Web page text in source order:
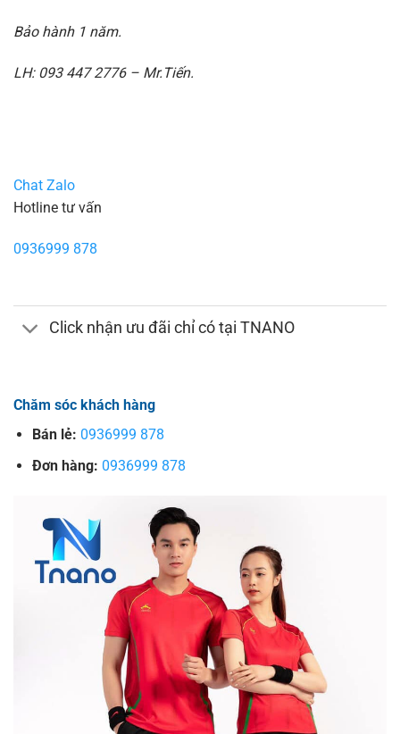
Bảo hành 1 năm.
LH: 093 447 2776 – Mr.Tiến.
Chat Zalo
Hotline tư vấn
0936999 878
Click nhận ưu đãi chỉ có tại TNANO
Chăm sóc khách hàng
Bán lẻ: 0936999 878
Đơn hàng: 0936999 878